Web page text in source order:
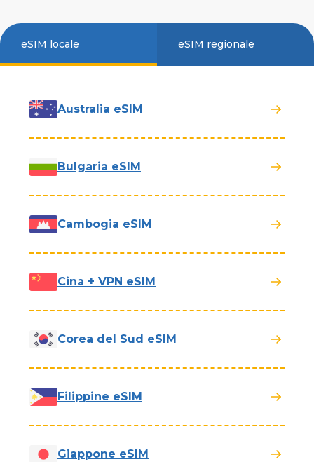
eSIM locale eSIM regionale
Australia eSIM
Bulgaria eSIM
Cambogia eSIM
Cina + VPN eSIM
Corea del Sud eSIM
Filippine eSIM
Giappone eSIM